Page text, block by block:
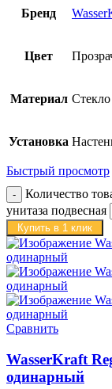
Бренд
Цвет
Материал Стекло
Установка
Быстрый просмотр
Количество
унитаза подвесная
Купить в 1 клик
Сравнить
WasserKraft
одинарный